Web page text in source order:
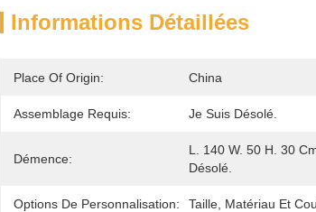
Informations Détaillées
Place Of Origin: China
Assemblage Requis: Je Suis Désolé.
Démence:
L. 140 W. 50 H. 30
Désolé.
Options De Personnalisation: Taille, Matériau Et